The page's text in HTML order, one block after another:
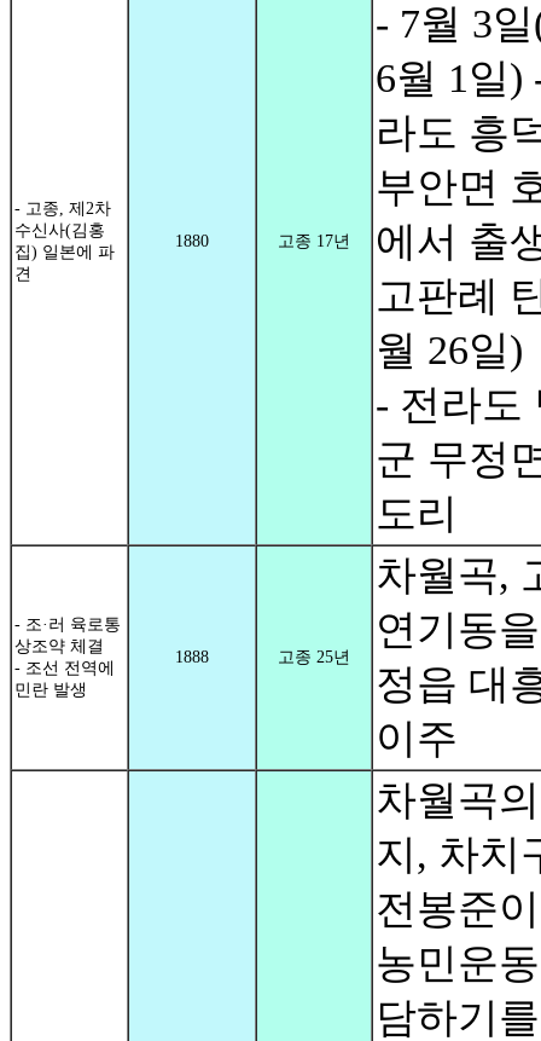
- 고종, 제2차
수신사(김홍
집) 일본에 파
견
1880 고종 17년
- 7월 3
6월 1일)
라도 흥
부안면
에서 출
고판례
월 26일)
- 전라도
군 무정
도리
- 조·러 육로통
상조약 체결
- 조선 전역에
민란 발생
1888 고종 25년
차월곡,
연기동
정읍 대
이주
차월곡
지, 차치
전봉준
농민운
담하기